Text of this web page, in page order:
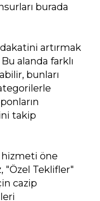
burada
artırmak
alanda farklı
bunları
takip
öne
"Özel Teklifler"
cazip